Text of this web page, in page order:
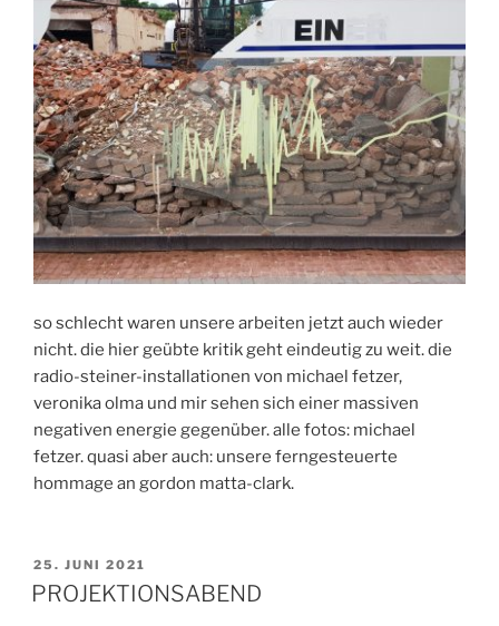
so schlecht waren unsere arbeiten jetzt auch wieder
nicht. die hier geübte kritik geht eindeutig zu weit. die
radio-steiner-installationen von michael fetzer,
veronika olma und mir sehen sich einer massiven
negativen energie gegenüber. alle fotos: michael
fetzer. quasi aber auch: unsere ferngesteuerte
hommage an gordon matta-clark.
VERÖFFENTLICHT
AM
25. JUNI 2021
PROJEKTIONSABEND